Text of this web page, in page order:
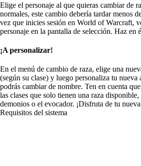
Elige el personaje al que quieras cambiar de
normales, este cambio debería tardar menos
vez que inicies sesión en World of Warcraft,
personaje en la pantalla de selección. Haz en
¡A personalizar!
En el menú de cambio de raza, elige una
(según su clase) y luego personaliza tu nueva
podrás cambiar de nombre. Ten en cuenta
las clases que solo tienen una raza
demonios o el evocador. ¡Disfruta de tu
Requisitos del sistema